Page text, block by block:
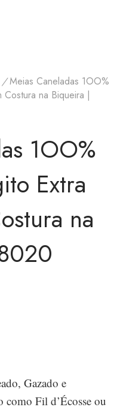
/Meias Caneladas 1OO%
na Biqueira |
1OO%
Extra
na
Gazado e
como Fil d’Écosse ou